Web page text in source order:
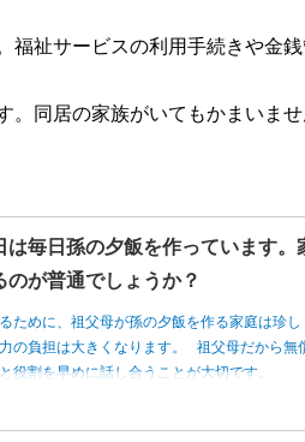
祉サービスの利用手続きや金
。同居の家族がいてもかまいま
は毎日孫の夕飯を作っています
のが普通でしょうか？
ために、祖父母が孫の夕飯を作る家庭は珍
の負担は大きくなります。 祖父母だから無
役割を早めに話し合うことが大切です。